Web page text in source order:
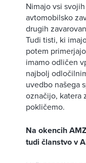
Nimajo vsi
avtomobilsko
drugih
Tudi tisti, ki
potem
imamo odličen
najbolj
uvedbo našega
označijo, katera
pokličemo.
Na okencih
tudi članstvo v